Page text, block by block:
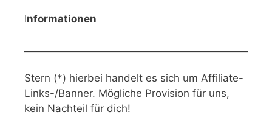
Informationen
Stern (*) hierbei handelt es sich um Affiliate-
Links-/Banner. Mögliche Provision für uns,
kein Nachteil für dich!